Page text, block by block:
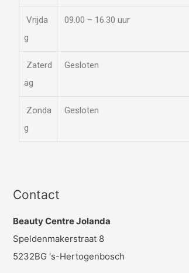
Vrijda
g
09.00 – 16.30 uur
Zaterd
ag
Gesloten
Zonda
g
Gesloten
Contact
Beauty Centre Jolanda
Speldenmakerstraat 8
5232BG ‘s-Hertogenbosch